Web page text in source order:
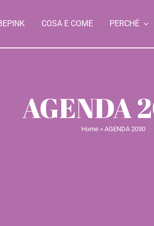
COSA E COME PERCHÉ
AGENDA
Home» AGENDA 2030